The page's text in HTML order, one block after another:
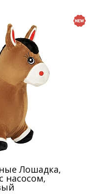
Лошадка,
насосом,